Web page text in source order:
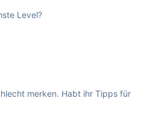
Level?
merken. Habt ihr Tipps für